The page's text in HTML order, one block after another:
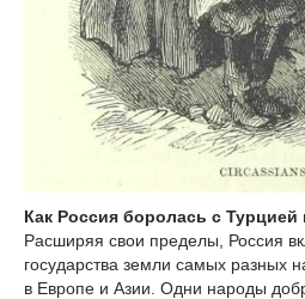
Как Россия боролась с Турцией
Расширяя свои пределы, Россия
государства земли самых разных
в Европе и Азии. Одни народы